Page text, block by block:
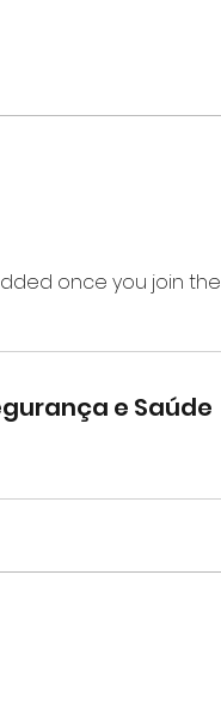
once you join the
e Saúde